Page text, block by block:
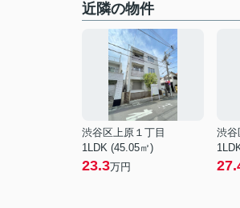
近隣の物件
渋谷区上原１丁目
1LDK (45.05㎡)
23.3万円
渋谷